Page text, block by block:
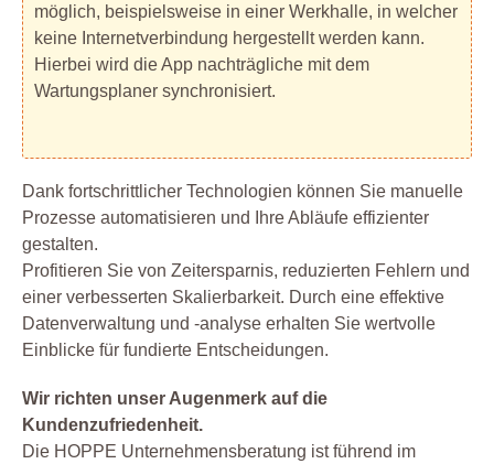
möglich, beispielsweise in einer Werkhalle, in welcher
keine Internetverbindung hergestellt werden kann.
Hierbei wird die App nachträgliche mit dem
Wartungsplaner synchronisiert.
Dank fortschrittlicher Technologien können Sie manuelle
Prozesse automatisieren und Ihre Abläufe effizienter
gestalten.
Profitieren Sie von Zeitersparnis, reduzierten Fehlern und
einer verbesserten Skalierbarkeit. Durch eine effektive
Datenverwaltung und -analyse erhalten Sie wertvolle
Einblicke für fundierte Entscheidungen.
Wir richten unser Augenmerk auf die
Kundenzufriedenheit.
Die HOPPE Unternehmensberatung ist führend im